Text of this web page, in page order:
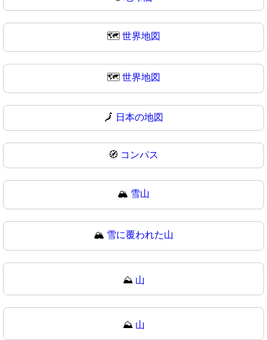
🗺️ 世界地図
🗺 世界地図
🗾 日本の地図
🧭 コンパス
🏔️ 雪山
🏔 雪に覆われた山
⛰️ 山
⛰ 山